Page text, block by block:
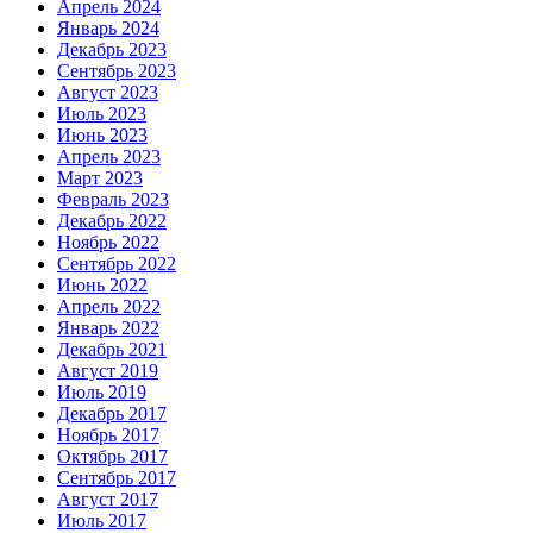
Апрель 2024
Январь 2024
Декабрь 2023
Сентябрь 2023
Август 2023
Июль 2023
Июнь 2023
Апрель 2023
Март 2023
Февраль 2023
Декабрь 2022
Ноябрь 2022
Сентябрь 2022
Июнь 2022
Апрель 2022
Январь 2022
Декабрь 2021
Август 2019
Июль 2019
Декабрь 2017
Ноябрь 2017
Октябрь 2017
Сентябрь 2017
Август 2017
Июль 2017